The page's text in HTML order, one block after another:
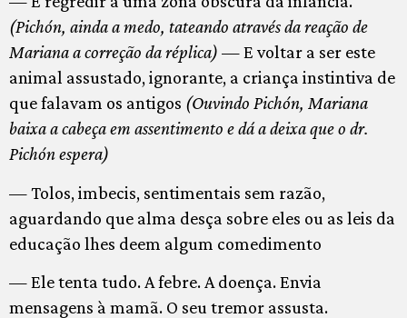
(Pichón, ainda a medo, tateando através da reação de
Mariana a correção da réplica) — E voltar a ser este
animal assustado, ignorante, a criança instintiva de
que falavam os antigos (Ouvindo Pichón, Mariana
baixa a cabeça em assentimento e dá a deixa que o dr.
Pichón espera)
— Tolos, imbecis, sentimentais sem razão,
aguardando que alma desça sobre eles ou as leis da
educação lhes deem algum comedimento
— Ele tenta tudo. A febre. A doença. Envia
mensagens à mamã. O seu tremor assusta.